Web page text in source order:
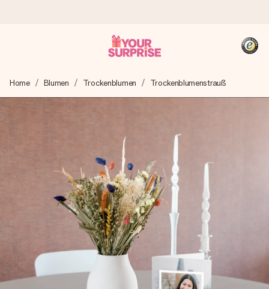
Wir bereiten dein Geschenk sorgfältig vor und schicken es
blitzschnell – damit du es genau zum richtigen Zeitpunkt
4,8 (basierend auf +15.000 Bewertungen)
Unsere Geschenke begeistern. Kunden bewerten uns mit
4,8 bei Google Reviews (Gesamtergebnis aller Länder, in
die wir versenden).
+49 39292 929695
Montag - Freitag : 8:30 - 17:00 Uhr
Samstag - Sonntag : 8:30 - 13:00 Uhr
Home Blumen Trockenblumen Trockenblumenstrauß